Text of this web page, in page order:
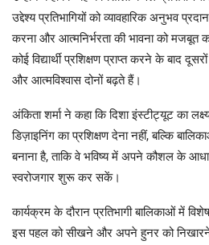
उद्देश्य प्रतिभागियों को व्यावहारिक अनुभव
करना और आत्मनिर्भरता की भावना को मजबूत
कोई विद्यार्थी प्रशिक्षण प्राप्त करने के बाद
और आत्मविश्वास दोनों बढ़ते हैं।
अंकिता शर्मा ने कहा कि दिशा इंस्टीट्यूट का
डिज़ाइनिंग का प्रशिक्षण देना नहीं, बल्कि
बनाना है, ताकि वे भविष्य में अपने कौशल के
स्वरोजगार शुरू कर सकें।
कार्यक्रम के दौरान प्रतिभागी बालिकाओं में
इस पहल को सीखने और अपने हुनर को